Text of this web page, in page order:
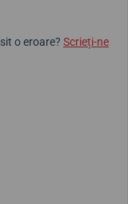
o eroare? Scrieți-ne